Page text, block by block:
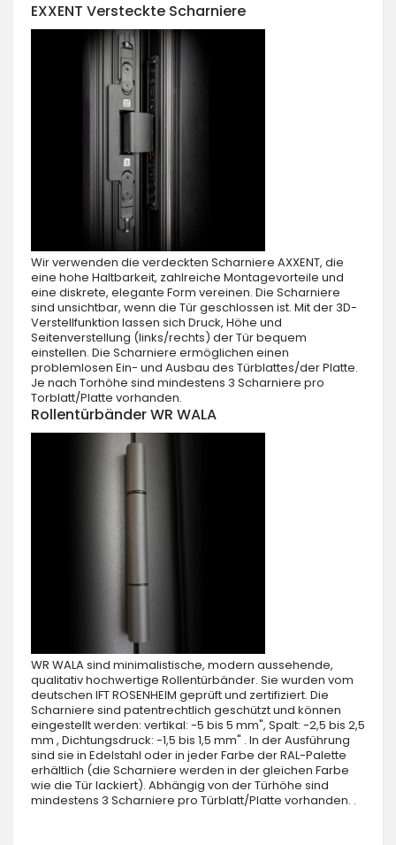
EXXENT Versteckte Scharniere
Wir verwenden die verdeckten Scharniere AXXENT, die
eine hohe Haltbarkeit, zahlreiche Montagevorteile und
eine diskrete, elegante Form vereinen. Die Scharniere
sind unsichtbar, wenn die Tür geschlossen ist. Mit der 3D-
Verstellfunktion lassen sich Druck, Höhe und
Seitenverstellung (links/rechts) der Tür bequem
einstellen. Die Scharniere ermöglichen einen
problemlosen Ein- und Ausbau des Türblattes/der Platte.
Je nach Torhöhe sind mindestens 3 Scharniere pro
Torblatt/Platte vorhanden.
Rollentürbänder WR WALA
WR WALA sind minimalistische, modern aussehende,
qualitativ hochwertige Rollentürbänder. Sie wurden vom
deutschen IFT ROSENHEIM geprüft und zertifiziert. Die
Scharniere sind patentrechtlich geschützt und können
eingestellt werden: vertikal: -5 bis 5 mm", Spalt: -2,5 bis 2,5
mm , Dichtungsdruck: -1,5 bis 1,5 mm" . In der Ausführung
sind sie in Edelstahl oder in jeder Farbe der RAL-Palette
erhältlich (die Scharniere werden in der gleichen Farbe
wie die Tür lackiert). Abhängig von der Türhöhe sind
mindestens 3 Scharniere pro Türblatt/Platte vorhanden. .